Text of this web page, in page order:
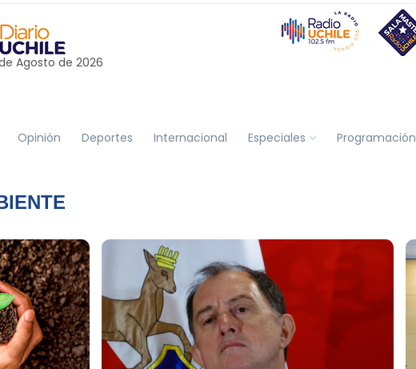
Agosto de 2026
Opinión Deportes Internacional Especiales Programación